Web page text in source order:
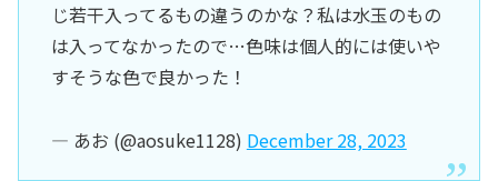
じ若干入ってるもの違うのかな？私は水玉のもの
は入ってなかったので…色味は個人的には使いや
すそうな色で良かった！
— あお (@aosuke1128) December 28, 2023